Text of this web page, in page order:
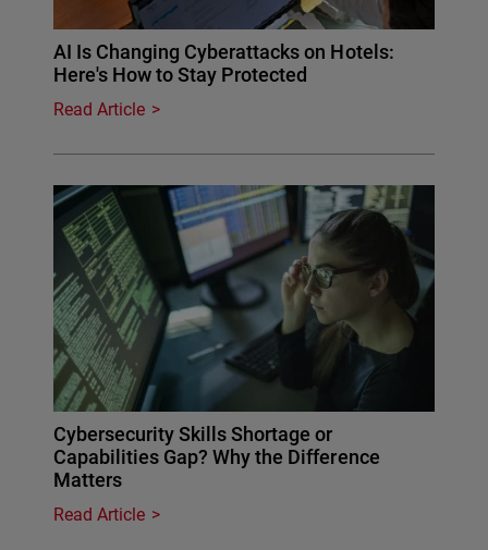
AI Is Changing Cyberattacks on Hotels:
Here's How to Stay Protected
Read Article
Cybersecurity Skills Shortage or
Capabilities Gap? Why the Difference
Matters
Read Article